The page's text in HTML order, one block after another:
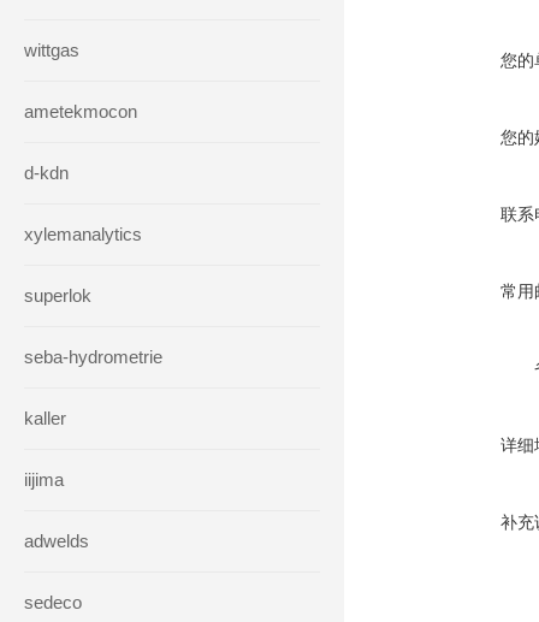
wittgas
ametekmocon
d-kdn
xylemanalytics
superlok
seba-hydrometrie
kaller
iijima
adwelds
sedeco
您的
您的
联系
常用
详细
补充